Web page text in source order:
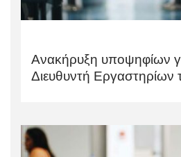
Ανακήρυξη υποψηφίων
Διευθυντή